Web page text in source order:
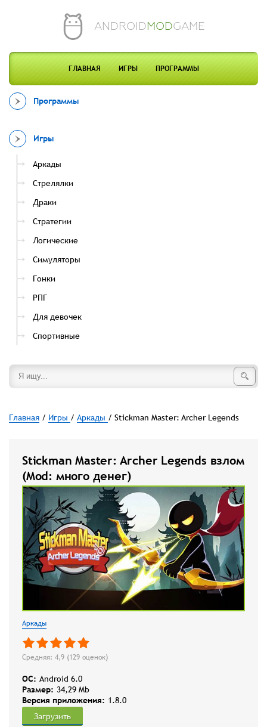
ANDROIDMODGAME
ГЛАВНАЯ ИГРЫ ПРОГРАММЫ
Программы
Игры
Аркады
Стрелялки
Драки
Стратегии
Логические
Симуляторы
Гонки
РПГ
Для девочек
Спортивные
Главная / Игры / Аркады / Stickman Master: Archer Legends
Stickman Master: Archer Legends взлом
(Mod: много денег)
Аркады
Средняя: 4,9 (129 оценок)
OC: Android 6.0
Размер: 34,29 Mb
Версия приложения: 1.8.0
Загрузить